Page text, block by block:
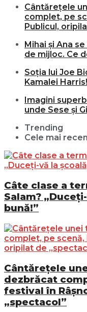
Cântărețele
complet, pe
Publicul,
Mihai și Ana
de mijloc. Ce
Soția lui Joe
Kamalei Harris!
Imagini
unde Sese și
Trending
Cele mai
Câte clase a
Salam?
bună!”
Cântărețele
dezbrăcat
festival în
„spectacol”